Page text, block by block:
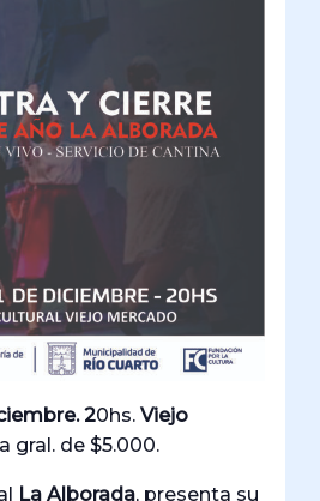
20hs.Viejo
gral. de $5.000.
La Alborada, presenta su